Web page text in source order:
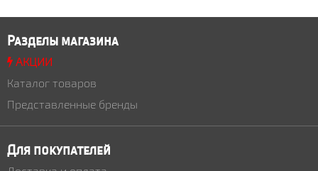
Разделы магазина
АКЦИИ
Каталог товаров
Представленные бренды
Для покупателей